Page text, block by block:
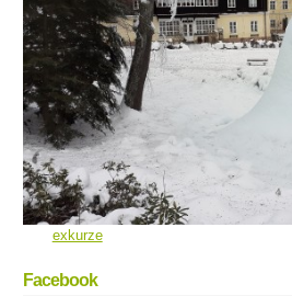
exkurze
Facebook